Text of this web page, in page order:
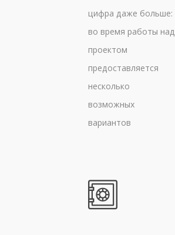
цифра даже больше:
во время работы над
проектом
предоставляется
несколько
возможных
вариантов